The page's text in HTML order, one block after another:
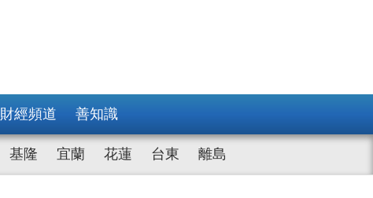
財經頻道 善知識
基隆 宜蘭 花蓮 台東 離島